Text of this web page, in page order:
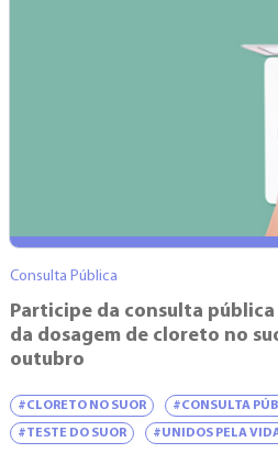
Consulta Pública
Participe da consulta
da dosagem de cloreto no
outubro
#CLORETO NO SUOR #CONSULTA
#TESTE DO SUOR #UNIDOS PELA